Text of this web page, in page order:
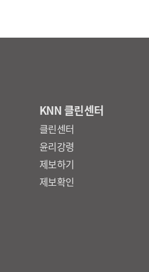
KNN 클린센터
클린센터
윤리강령
제보하기
제보확인